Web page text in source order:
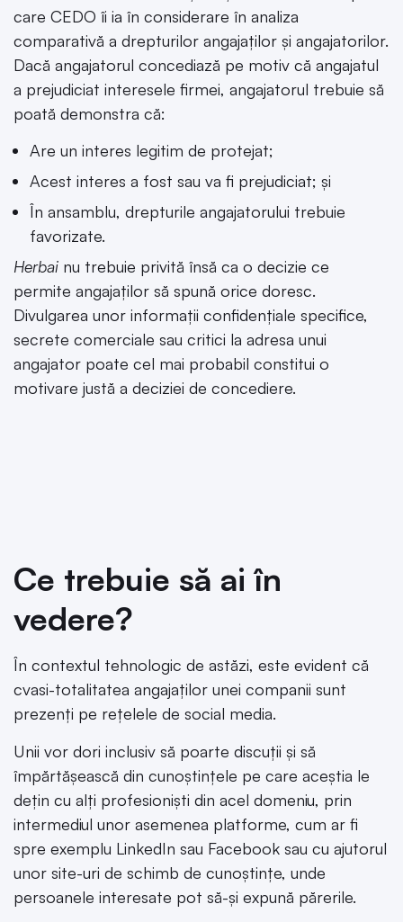
care CEDO îi ia în considerare în analiza
comparativă a drepturilor angajaților și angajatorilor.
Dacă angajatorul concediază pe motiv că angajatul
a prejudiciat interesele firmei, angajatorul trebuie să
poată demonstra că:
Are un interes legitim de protejat;
Acest interes a fost sau va fi prejudiciat; și
În ansamblu, drepturile angajatorului trebuie
favorizate.
Herbai nu trebuie privită însă ca o decizie ce
permite angajaților să spună orice doresc.
Divulgarea unor informații confidențiale specifice,
secrete comerciale sau critici la adresa unui
angajator poate cel mai probabil constitui o
motivare justă a deciziei de concediere.
Ce trebuie să ai în
vedere?
În contextul tehnologic de astăzi, este evident că
cvasi-totalitatea angajaților unei companii sunt
prezenți pe rețelele de social media.
Unii vor dori inclusiv să poarte discuții și să
împărtășească din cunoștințele pe care aceștia le
dețin cu alți profesioniști din acel domeniu, prin
intermediul unor asemenea platforme, cum ar fi
spre exemplu LinkedIn sau Facebook sau cu ajutorul
unor site-uri de schimb de cunoștințe, unde
persoanele interesate pot să-și expună părerile.